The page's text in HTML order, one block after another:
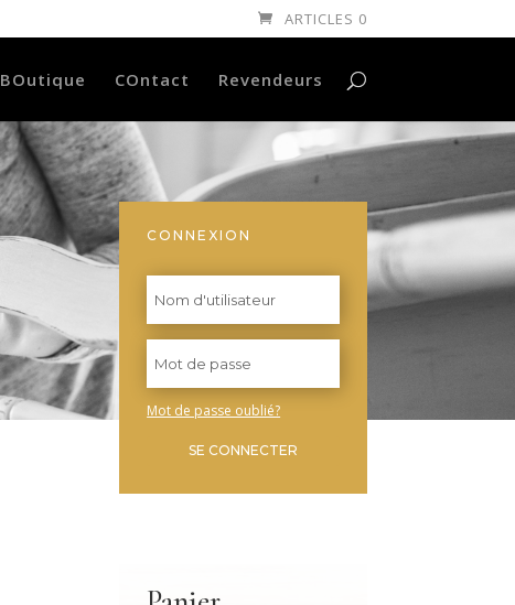
ARTICLES 0
BOutique COntact Revendeurs
CONNEXION
Mot de passe oublié?
SE CONNECTER